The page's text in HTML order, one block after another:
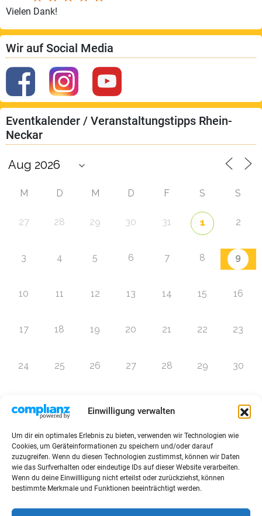
Einwilligung verwalten
Um dir ein optimales Erlebnis zu bieten, verwenden wir Technologien wie
Cookies, um Geräteinformationen zu speichern und/oder darauf
zuzugreifen. Wenn du diesen Technologien zustimmst, können wir Daten
wie das Surfverhalten oder eindeutige IDs auf dieser Website verarbeiten.
Wenn du deine Einwillligung nicht erteilst oder zurückziehst, können
bestimmte Merkmale und Funktionen beeinträchtigt werden.
Vielen Dank!
Wir auf Social Media
Eventkalender / Veranstaltungstipps Rhein-
Neckar
M D M D F S S
27 28 29 30 31 1 2
3 4 5 6 7 8 9
10 11 12 13 14 15 16
17 18 19 20 21 22 23
24 25 26 27 28 29 30
Zur Eventübersicht